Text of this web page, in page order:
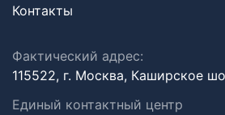
Контакты
Фактический адрес:
115522, г. Москва, Каширское
Единый контактный центр